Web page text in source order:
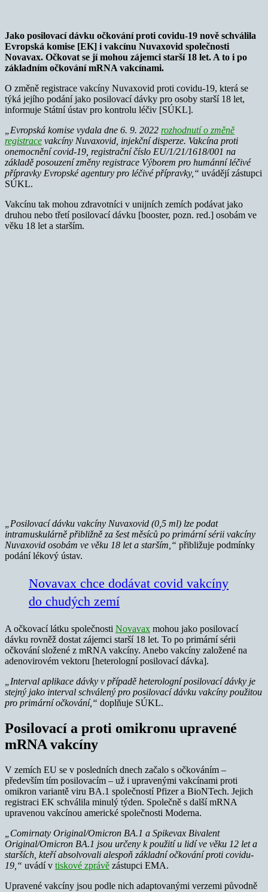
Jako posilovací dávku očkování proti covidu-19 nově schválila
Evropská komise [EK] i vakcínu Nuvaxovid společnosti
Novavax. Očkovat se jí mohou zájemci starší 18 let. A to i po
základním očkování mRNA vakcínami.
O změně registrace vakcíny Nuvaxovid proti covidu-19, která se
týká jejího podání jako posilovací dávky pro osoby starší 18 let,
informuje Státní ústav pro kontrolu léčiv [SÚKL].
„Evropská komise vydala dne 6. 9. 2022 rozhodnutí o změně
registrace vakcíny Nuvaxovid, injekční disperze. Vakcína proti
onemocnění covid-19, registrační číslo EU/1/21/1618/001 na
základě posouzení změny registrace Výborem pro humánní léčivé
přípravky Evropské agentury pro léčivé přípravky,“ uvádějí zástupci
SÚKL.
Vakcínu tak mohou zdravotníci v unijních zemích podávat jako
druhou nebo třetí posilovací dávku [booster, pozn. red.] osobám ve
věku 18 let a starším.
Posilovací dávku vakcíny Nuvaxovid (0,5 ml) lze podat
intramuskulárně přibližně za šest měsíců po primární sérii vakcíny
Nuvaxovid osobám ve věku 18 let a starším,“ přibližuje podmínky
podání lékový ústav.
Novavax chce dodávat covid vakcíny
do chudých zemí
A očkovací látku společnosti Novavax mohou jako posilovací
dávku rovněž dostat zájemci starší 18 let. To po primární sérii
očkování složené z mRNA vakcíny. Anebo vakcíny založené na
adenovirovém vektoru [heterologní posilovací dávka].
„Interval aplikace dávky v případě heterologní posilovací dávky je
stejný jako interval schválený pro posilovací dávku vakcíny použitou
pro primární očkování,“ doplňuje SÚKL.
Posilovací a proti omikronu upravené
mRNA vakcíny
V zemích EU se v posledních dnech začalo s očkováním –
především tím posilovacím – už i upravenými vakcínami proti
omikron variantě viru BA.1 společností Pfizer a BioNTech. Jejich
registraci EK schválila minulý týden. Společně s další mRNA
upravenou vakcínou americké společnosti Moderna.
„Comirnaty Original/Omicron BA.1 a Spikevax Bivalent
Original/Omicron BA.1 jsou určeny k použití u lidí ve věku 12 let a
starších, kteří absolvovali alespoň základní očkování proti covidu-
19,“ uvádí v tiskové zprávě zástupci EMA.
Upravené vakcíny jsou podle nich adaptovanými verzemi původně